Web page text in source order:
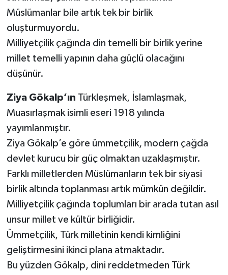
Müslümanlar bile artık tek bir birlik
oluşturmuyordu.
Milliyetçilik çağında din temelli bir birlik yerine
millet temelli yapının daha güçlü olacağını
düşünür.
Ziya Gökalp’ın Türkleşmek, İslamlaşmak,
Muasırlaşmak isimli eseri 1918 yılında
yayımlanmıştır.
Ziya Gökalp’e göre ümmetçilik, modern çağda
devlet kurucu bir güç olmaktan uzaklaşmıştır.
Farklı milletlerden Müslümanların tek bir siyasi
birlik altında toplanması artık mümkün değildir.
Milliyetçilik çağında toplumları bir arada tutan asıl
unsur millet ve kültür birliğidir.
Ümmetçilik, Türk milletinin kendi kimliğini
geliştirmesini ikinci plana atmaktadır.
Bu yüzden Gökalp, dini reddetmeden Türk